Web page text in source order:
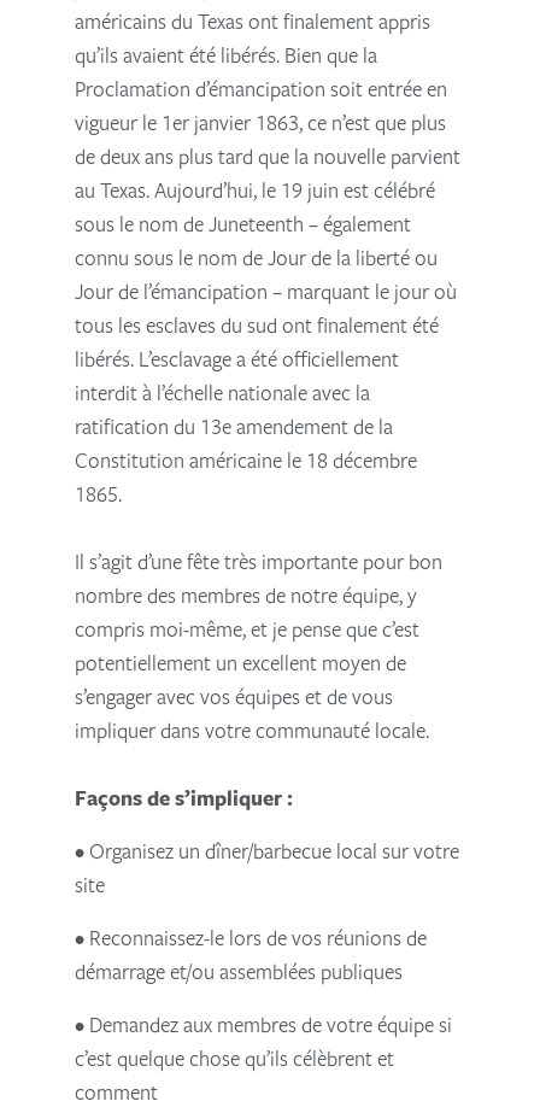
américains du Texas ont finalement appris
qu’ils avaient été libérés. Bien que la
Proclamation d’émancipation soit entrée en
vigueur le 1er janvier 1863, ce n’est que plus
de deux ans plus tard que la nouvelle parvient
au Texas. Aujourd’hui, le 19 juin est célébré
sous le nom de Juneteenth – également
connu sous le nom de Jour de la liberté ou
Jour de l’émancipation – marquant le jour où
tous les esclaves du sud ont finalement été
libérés. L’esclavage a été officiellement
interdit à l’échelle nationale avec la
ratification du 13e amendement de la
Constitution américaine le 18 décembre
1865.
Il s’agit d’une fête très importante pour bon
nombre des membres de notre équipe, y
compris moi-même, et je pense que c’est
potentiellement un excellent moyen de
s’engager avec vos équipes et de vous
impliquer dans votre communauté locale.
Façons de s’impliquer :
• Organisez un dîner/barbecue local sur votre
site
• Reconnaissez-le lors de vos réunions de
démarrage et/ou assemblées publiques
• Demandez aux membres de votre équipe si
c’est quelque chose qu’ils célèbrent et
comment